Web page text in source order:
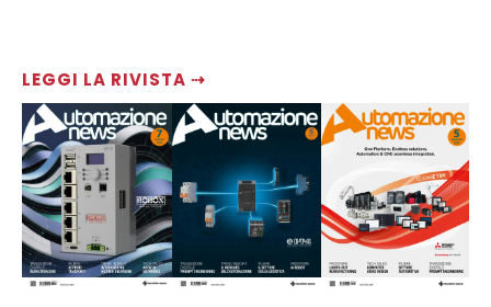
LEGGI LA RIVISTA ⇢